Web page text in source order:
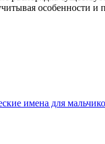
особенности
имена для